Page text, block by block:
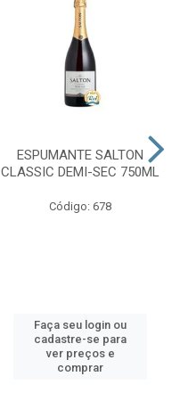
ESPUMANTE SALTON
CLASSIC DEMI-SEC 750ML
Código: 678
Faça seu login ou
cadastre-se para
ver preços e
comprar